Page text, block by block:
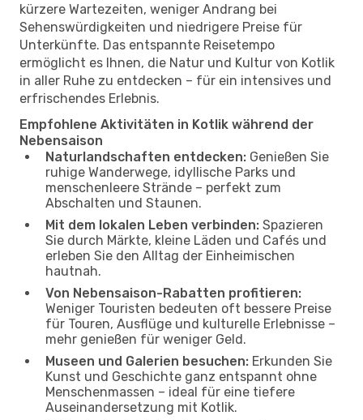
kürzere Wartezeiten, weniger Andrang bei
Sehenswürdigkeiten und niedrigere Preise für
Unterkünfte. Das entspannte Reisetempo
ermöglicht es Ihnen, die Natur und Kultur von Kotlik
in aller Ruhe zu entdecken – für ein intensives und
erfrischendes Erlebnis.
Empfohlene Aktivitäten in Kotlik während der
Nebensaison
Naturlandschaften entdecken: Genießen Sie
ruhige Wanderwege, idyllische Parks und
menschenleere Strände – perfekt zum
Abschalten und Staunen.
Mit dem lokalen Leben verbinden: Spazieren
Sie durch Märkte, kleine Läden und Cafés und
erleben Sie den Alltag der Einheimischen
hautnah.
Von Nebensaison-Rabatten profitieren:
Weniger Touristen bedeuten oft bessere Preise
für Touren, Ausflüge und kulturelle Erlebnisse –
mehr genießen für weniger Geld.
Museen und Galerien besuchen: Erkunden Sie
Kunst und Geschichte ganz entspannt ohne
Menschenmassen – ideal für eine tiefere
Auseinandersetzung mit Kotlik.